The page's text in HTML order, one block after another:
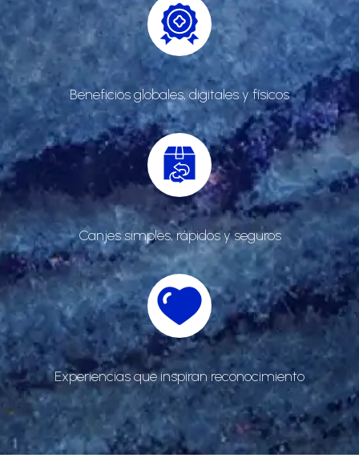
Beneficios globales, digitales y físicos
Canjes simples, rápidos y seguros
Experiencias que inspiran reconocimiento